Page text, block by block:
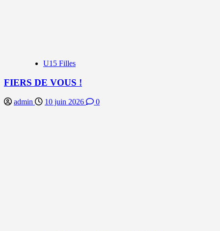
U15 Filles
FIERS DE VOUS !
admin 10 juin 2026 0